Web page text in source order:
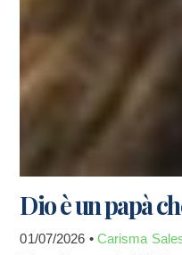
Dio è un papà
01/07/2026 • Carisma